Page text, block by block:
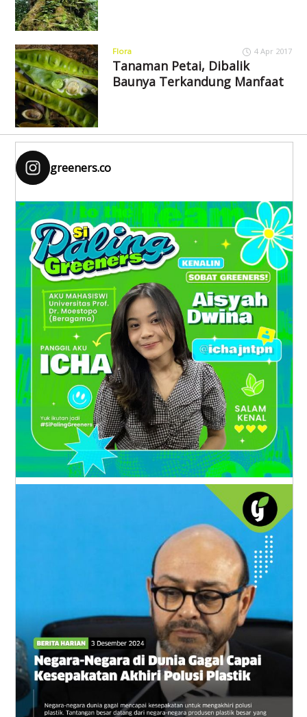
Flora 4 Apr 2017
Tanaman Petai, Dibalik
Baunya Terkandung Manfaat
greeners.co